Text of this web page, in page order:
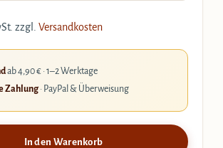
zzgl. Versandkosten
ab 4,90 € · 1–2 Werktage
Zahlung· PayPal & Überweisung
In den Warenkorb